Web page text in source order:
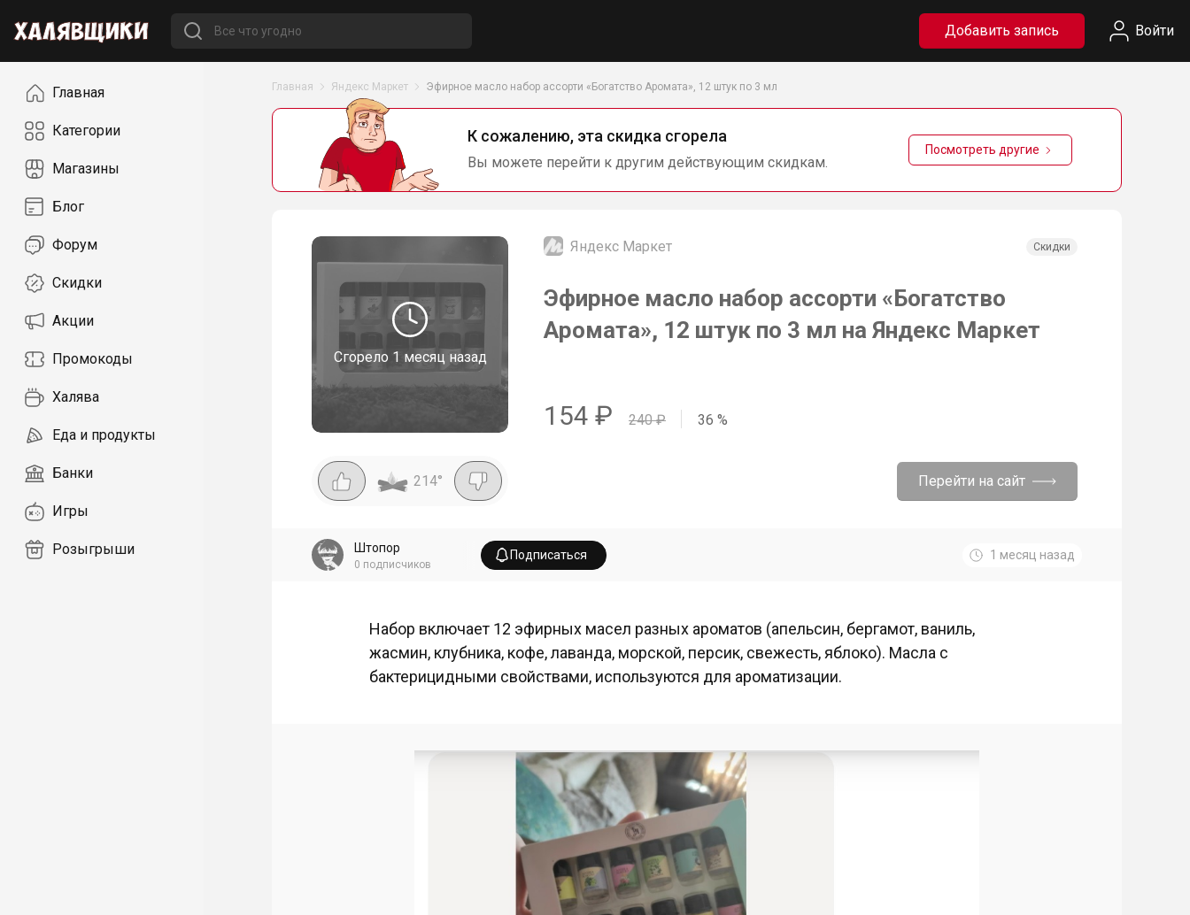
Добавить запись Войти
НавигацияГлавная
Категории
Магазины
Блог
Форум
Скидки
Акции
Промокоды
Халява
Еда и продукты
Банки
Игры
Розыгрыши
Главная Яндекс Маркет Эфирное масло набор ассорти «Богатство Аромата», 12 штук по 3 мл
К сожалению, эта скидка сгорела
Вы можете перейти к другим действующим скидкам.
Посмотреть другие
Сгорело 1 месяц назад
Яндекс Маркет Скидки
Эфирное масло набор ассорти «Богатство
Аромата», 12 штук по 3 мл на Яндекс Маркет
154 ₽ 240₽ 36 %
214° Перейти на сайт
Штопор
0 подписчиков
Подписаться 1 месяц назад
Набор включает 12 эфирных масел разных ароматов (апельсин, бергамот, ваниль,
жасмин, клубника, кофе, лаванда, морской, персик, свежесть, яблоко). Масла с
бактерицидными свойствами, используются для ароматизации.